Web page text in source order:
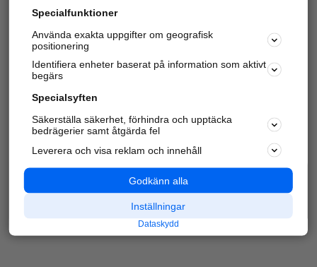
Varje vecka besöker du och4 miljoner
andra
härliga användare oss för att hitta rätt lokal
information om företag, privatpersoner och
platser.
Specialfunktioner
Använda exakta uppgifter om geografisk
positionering
Identifiera enheter baserat på information som aktivt
begärs
Specialsyften
Säkerställa säkerhet, förhindra och upptäcka
bedrägerier samt åtgärda fel
Leverera och visa reklam och innehåll
Godkänn alla
Inställningar
Dataskydd